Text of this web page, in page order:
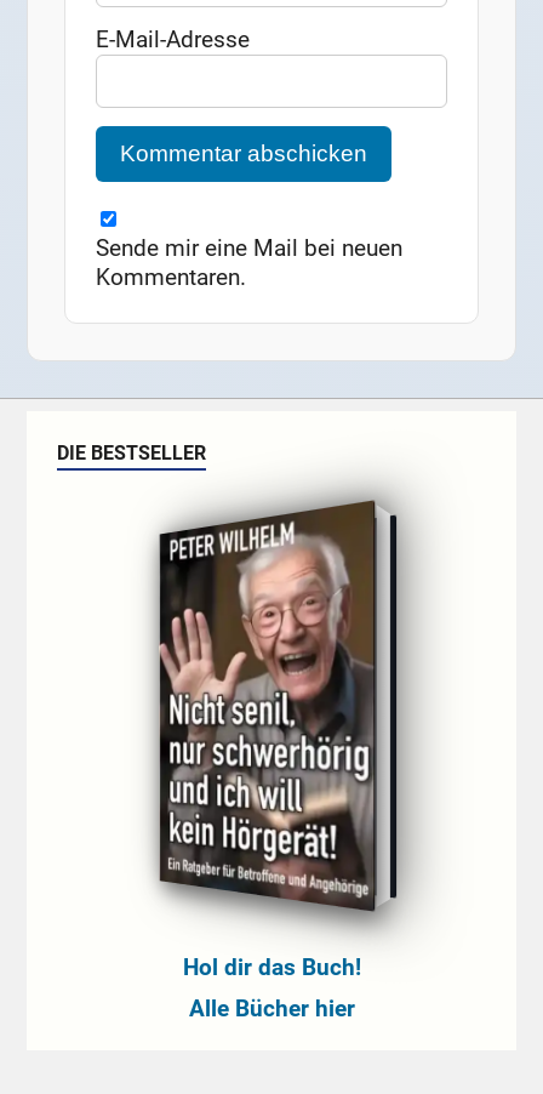
E-Mail-Adresse
Sende mir eine Mail bei neuen
Kommentaren.
DIE BESTSELLER
Hol dir das Buch!
Alle Bücher hier